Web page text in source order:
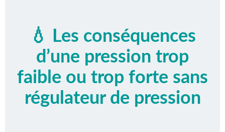
💧 Les conséquences
d’une pression trop
faible ou trop forte sans
régulateur de pression